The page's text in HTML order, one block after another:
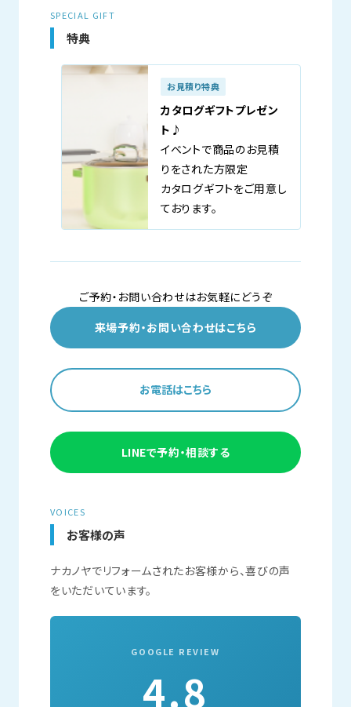
SPECIAL GIFT
特典
お見積り特典
カタログギフトプレゼン
ト♪
イベントで商品のお見積
りをされた方限定
カタログギフトをご用意し
ております。
ご予約・お問い合わせはお気軽にどうぞ
来場予約・お問い合わせはこちら
お電話はこちら
LINEで予約・相談する
VOICES
お客様の声
ナカノヤでリフォームされたお客様から、喜びの声
をいただいています。
GOOGLE REVIEW
4.8